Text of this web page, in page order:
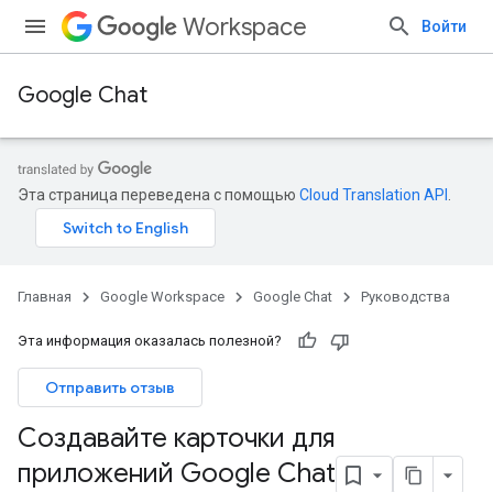
Workspace Войти
Google Chat
Эта страница переведена с помощью Cloud Translation API
Главная Google Workspace Google Chat Руководства
Эта информация оказалась полезной?
Отправить отзыв
Создавайте карточки для
приложений Google Chat